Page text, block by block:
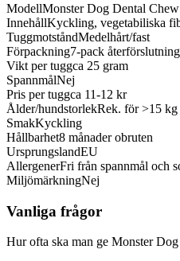
ModellMonster Dog Dental
InnehållKyckling, vegetabiliska
TuggmotståndMedelhårt/fast
Förpackning7-pack
Vikt per tuggca 25 gram
SpannmålNej
Pris per tuggca 11-12 kr
Ålder/hundstorlekRek. för >15 kg
SmakKyckling
Hållbarhet8 månader obruten
UrsprungslandEU
AllergenerFri från spannmål och
MiljömärkningNej
Vanliga frågor
Hur ofta ska man ge Monster